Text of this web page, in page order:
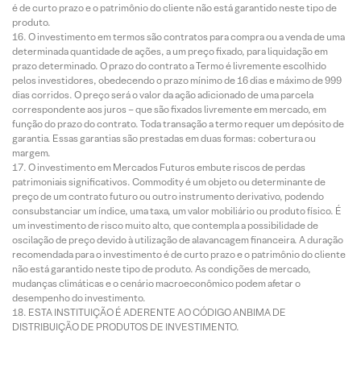
é de curto prazo e o patrimônio do cliente não está garantido neste tipo de
produto.
O investimento em termos são contratos para compra ou a venda de uma
determinada quantidade de ações, a um preço fixado, para liquidação em
prazo determinado. O prazo do contrato a Termo é livremente escolhido
pelos investidores, obedecendo o prazo mínimo de 16 dias e máximo de 999
dias corridos. O preço será o valor da ação adicionado de uma parcela
correspondente aos juros – que são fixados livremente em mercado, em
função do prazo do contrato. Toda transação a termo requer um depósito de
garantia. Essas garantias são prestadas em duas formas: cobertura ou
margem.
O investimento em Mercados Futuros embute riscos de perdas
patrimoniais significativos. Commodity é um objeto ou determinante de
preço de um contrato futuro ou outro instrumento derivativo, podendo
consubstanciar um índice, uma taxa, um valor mobiliário ou produto físico. É
um investimento de risco muito alto, que contempla a possibilidade de
oscilação de preço devido à utilização de alavancagem financeira. A duração
recomendada para o investimento é de curto prazo e o patrimônio do cliente
não está garantido neste tipo de produto. As condições de mercado,
mudanças climáticas e o cenário macroeconômico podem afetar o
desempenho do investimento.
ESTA INSTITUIÇÃO É ADERENTE AO CÓDIGO ANBIMA DE
DISTRIBUIÇÃO DE PRODUTOS DE INVESTIMENTO.